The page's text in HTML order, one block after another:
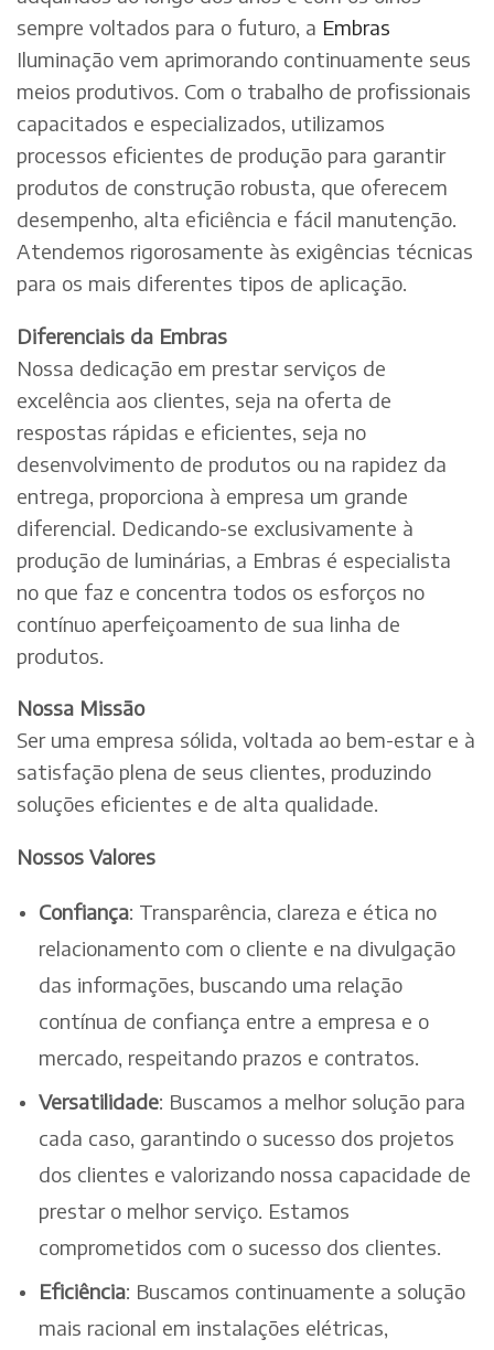
sempre voltados para o futuro, a Embras
Iluminação vem aprimorando continuamente seus
meios produtivos. Com o trabalho de profissionais
capacitados e especializados, utilizamos
processos eficientes de produção para garantir
produtos de construção robusta, que oferecem
desempenho, alta eficiência e fácil manutenção.
Atendemos rigorosamente às exigências técnicas
para os mais diferentes tipos de aplicação.
Diferenciais da Embras
Nossa dedicação em prestar serviços de
excelência aos clientes, seja na oferta de
respostas rápidas e eficientes, seja no
desenvolvimento de produtos ou na rapidez da
entrega, proporciona à empresa um grande
diferencial. Dedicando-se exclusivamente à
produção de luminárias, a Embras é especialista
no que faz e concentra todos os esforços no
contínuo aperfeiçoamento de sua linha de
produtos.
Nossa Missão
Ser uma empresa sólida, voltada ao bem-estar e à
satisfação plena de seus clientes, produzindo
soluções eficientes e de alta qualidade.
Nossos Valores
Confiança: Transparência, clareza e ética no
relacionamento com o cliente e na divulgação
das informações, buscando uma relação
contínua de confiança entre a empresa e o
mercado, respeitando prazos e contratos.
Versatilidade: Buscamos a melhor solução para
cada caso, garantindo o sucesso dos projetos
dos clientes e valorizando nossa capacidade de
prestar o melhor serviço. Estamos
comprometidos com o sucesso dos clientes.
Eficiência: Buscamos continuamente a solução
mais racional em instalações elétricas,